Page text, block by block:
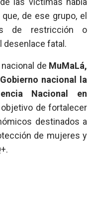
de ese grupo, el
de restricción o
desenlace fatal.
de MuMaLá,
nacional la
Nacional en
de fortalecer
destinados a
de mujeres y